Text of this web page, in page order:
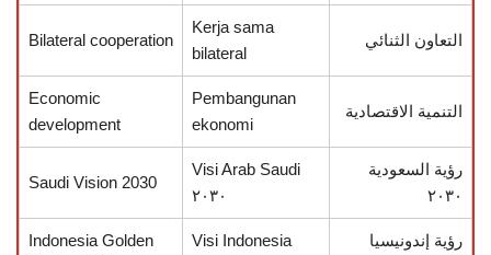
التعاون الثنائي
Kerja sama
bilateral
Bilateral cooperation
التنمية الاقتصادية
Pembangunan
ekonomi
Economic
development
رؤية السعودية
٢٠٣٠
Visi Arab Saudi
٢٠٣٠
Saudi Vision 2030
رؤية إندونيسيا
Visi Indonesia
Indonesia Golden